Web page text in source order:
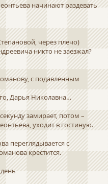
начинают раздевать
через плечо)
никто не заезжал?
с подавленным
Дарья Николавна…
замирает, потом –
уходит в гостиную.
переглядывается с
крестится.